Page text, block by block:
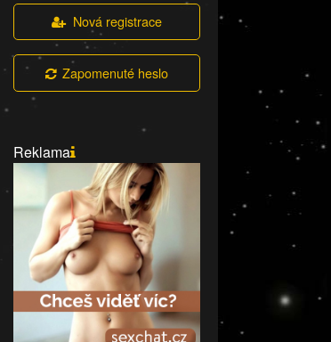
Nová registrace
Zapomenuté heslo
Reklama